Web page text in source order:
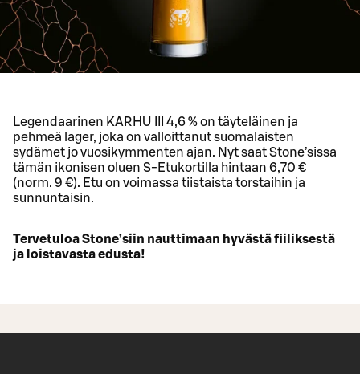
Legendaarinen KARHU III 4,6 % on täyteläinen ja
pehmeä lager, joka on valloittanut suomalaisten
sydämet jo vuosikymmenten ajan. Nyt saat Stone’sissa
tämän ikonisen oluen S-Etukortilla hintaan 6,70 €
(norm. 9 €). Etu on voimassa tiistaista torstaihin ja
sunnuntaisin.
Tervetuloa Stone’siin nauttimaan hyvästä fiiliksestä
ja loistavasta edusta!